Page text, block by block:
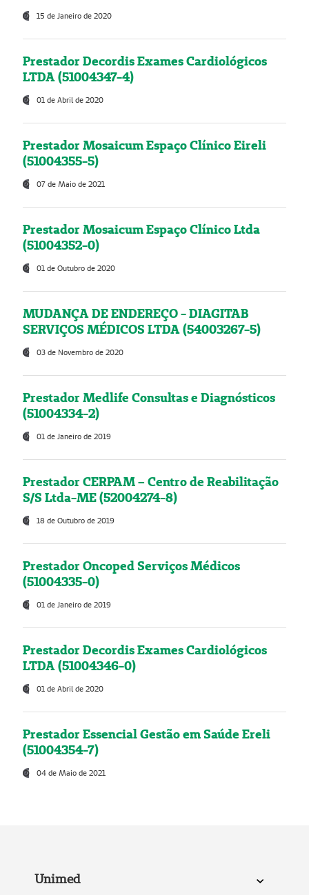
15 de Janeiro de 2020
Prestador Decordis Exames Cardiológicos
LTDA (51004347-4)
01 de Abril de 2020
Prestador Mosaicum Espaço Clínico Eireli
(51004355-5)
07 de Maio de 2021
Prestador Mosaicum Espaço Clínico Ltda
(51004352-0)
01 de Outubro de 2020
MUDANÇA DE ENDEREÇO - DIAGITAB
SERVIÇOS MÉDICOS LTDA (54003267-5)
03 de Novembro de 2020
Prestador Medlife Consultas e Diagnósticos
(51004334-2)
01 de Janeiro de 2019
Prestador CERPAM – Centro de Reabilitação
S/S Ltda-ME (52004274-8)
18 de Outubro de 2019
Prestador Oncoped Serviços Médicos
(51004335-0)
01 de Janeiro de 2019
Prestador Decordis Exames Cardiológicos
LTDA (51004346-0)
01 de Abril de 2020
Prestador Essencial Gestão em Saúde Ereli
(51004354-7)
04 de Maio de 2021
Unimed